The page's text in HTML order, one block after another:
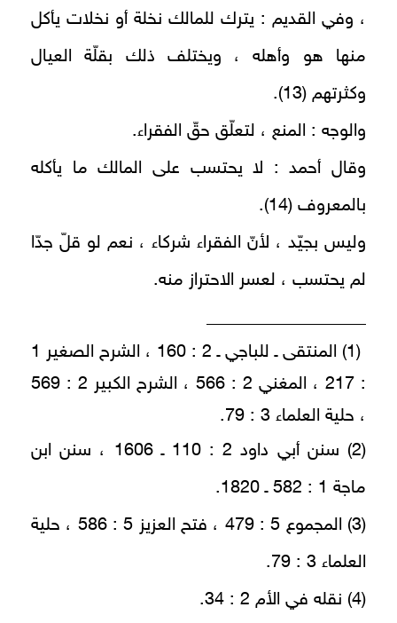
، وفي القديم : يترك للمالك نخلة أو نخلات يأكل
منها هو وأهله ، ويختلف ذلك بقلّة العيال
وكثرتهم (13).
والوجه : المنع ، لتعلّق حقّ الفقراء.
وقال أحمد : لا يحتسب على المالك ما يأكله
بالمعروف (14).
وليس بجيّد ، لأنّ الفقراء شركاء ، نعم لو قلّ جدّا
لم يحتسب ، لعسر الاحتراز منه.
(1) المنتقى ـ للباجي ـ 2 : 160 ، الشرح الصغير 1
: 217 ، المغني 2 : 566 ، الشرح الكبير 2 : 569
، حلية العلماء 3 : 79.
(2) سنن أبي داود 2 : 110 ـ 1606 ، سنن ابن
ماجة 1 : 582 ـ 1820.
(3) المجموع 5 : 479 ، فتح العزيز 5 : 586 ، حلية
العلماء 3 : 79.
(4) نقله في الأم 2 : 34.